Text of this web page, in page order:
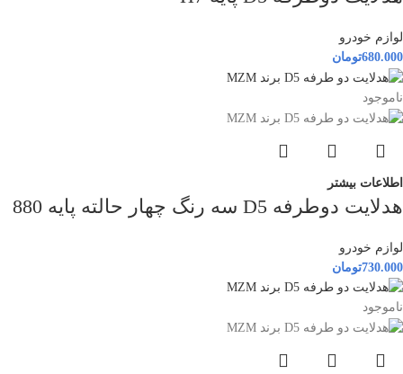
لوازم خودرو
680.000تومان
ناموجود
اطلاعات بیشتر
هدلایت دوطرفه D5 سه رنگ چهار حالته پایه 880
لوازم خودرو
730.000تومان
ناموجود